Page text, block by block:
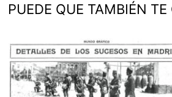
PUEDE QUE TAMBIÉN TE